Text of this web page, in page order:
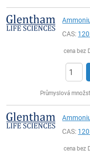
CAS:
cena bez
Průmyslová
CAS:
cena bez